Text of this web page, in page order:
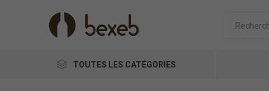
TOUTES LES CATÉGORIES